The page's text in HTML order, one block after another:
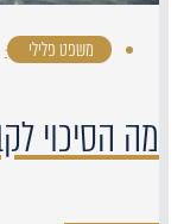
משפט פלילי ·
מה הסיכוי